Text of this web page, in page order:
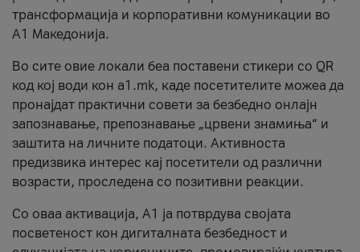
трансформација и корпоративни комуникации во
А1 Македонија.
Во сите овие локали беа поставени стикери со QR
код кој води кон a1.mk, каде посетителите можеа да
пронајдат практични совети за безбедно онлајн
запознавање, препознавање „црвени знамиња“ и
заштита на личните податоци. Активноста
предизвика интерес кај посетители од различни
возрасти, проследена со позитивни реакции.
Со оваа активација, А1 ја потврдува својата
посветеност кон дигиталната безбедност и